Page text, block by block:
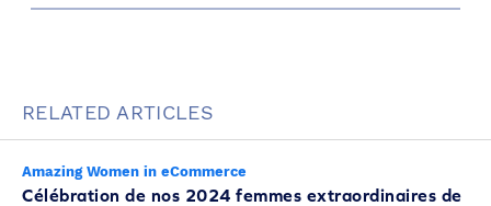
RELATED ARTICLES
Amazing Women in eCommerce
Célébration de nos 2024 femmes extraordinaires de